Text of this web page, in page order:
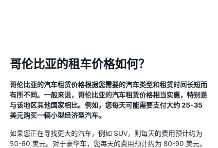
哥伦比亚的租车价格如何？
哥伦比亚的汽车租赁价格根据您需要的汽车类型和租赁时间长短而
有所不同。一般来说，哥伦比亚的汽车租赁价格相当实惠，特别是
与该地区其他国家相比。例如，您每天可能需要支付大约 25-35
美元购买一辆小型经济型汽车。
如果您正在寻找更大的汽车，例如 SUV，则每天的费用预计约为
50-60 美元。对于豪华车，您每天的费用预计约为 80-90 美元。